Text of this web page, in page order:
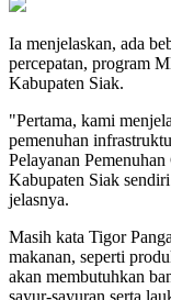
Ia menjelaskan, ada
percepatan, program
Kabupaten Siak.
"Pertama, kami
pemenuhan
Pelayanan
Kabupaten Siak
jelasnya.
Masih kata Tigor
makanan, seperti
akan membutuhkan